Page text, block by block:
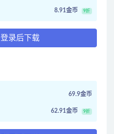
8.91金币 9折
登录后下载
69.9金币
62.91金币 9折